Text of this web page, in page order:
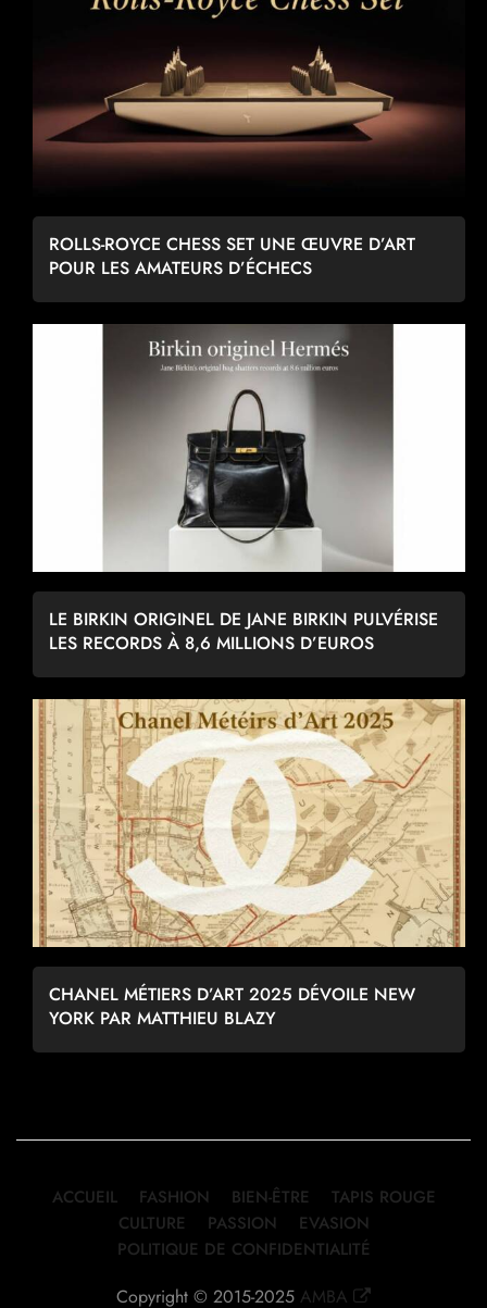
ROLLS-ROYCE CHESS SET UNE ŒUVRE D’ART
POUR LES AMATEURS D’ÉCHECS
LE BIRKIN ORIGINEL DE JANE BIRKIN PULVÉRISE
LES RECORDS À 8,6 MILLIONS D’EUROS
CHANEL MÉTIERS D’ART 2025 DÉVOILE NEW
YORK PAR MATTHIEU BLAZY
ACCUEIL FASHION BIEN-ÊTRE
TAPIS ROUGE
CULTURE
PASSION
EVASION
POLITIQUE DE CONFIDENTIALITÉ
Copyright © 2015-2025 AMBA